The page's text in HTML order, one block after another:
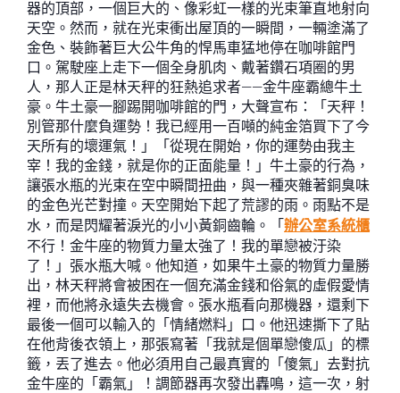
器的頂部，一個巨大的、像彩虹一樣的光束筆直地射向
天空。然而，就在光束衝出屋頂的一瞬間，一輛塗滿了
金色、裝飾著巨大公牛角的悍馬車猛地停在咖啡館門
口。駕駛座上走下一個全身肌肉、戴著鑽石項圈的男
人，那人正是林天秤的狂熱追求者——金牛座霸總牛土
豪。牛土豪一腳踢開咖啡館的門，大聲宣布：「天秤！
別管那什麼負運勢！我已經用一百噸的純金箔買下了今
天所有的壞運氣！」「從現在開始，你的運勢由我主
宰！我的金錢，就是你的正面能量！」牛土豪的行為，
讓張水瓶的光束在空中瞬間扭曲，與一種夾雜著銅臭味
的金色光芒對撞。天空開始下起了荒謬的雨。雨點不是
水，而是閃耀著淚光的小小黃銅齒輪。「辦公室系統櫃
不行！金牛座的物質力量太強了！我的單戀被汙染
了！」張水瓶大喊。他知道，如果牛土豪的物質力量勝
出，林天秤將會被困在一個充滿金錢和俗氣的虛假愛情
裡，而他將永遠失去機會。張水瓶看向那機器，還剩下
最後一個可以輸入的「情緒燃料」口。他迅速撕下了貼
在他背後衣領上，那張寫著「我就是個單戀傻瓜」的標
籤，丟了進去。他必須用自己最真實的「傻氣」去對抗
金牛座的「霸氣」！調節器再次發出轟鳴，這一次，射